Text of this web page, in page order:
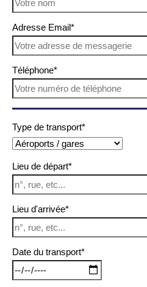
Adresse Email*
Téléphone*
Type de transport*
Lieu de départ*
Lieu d'arrivée*
Date du transport*